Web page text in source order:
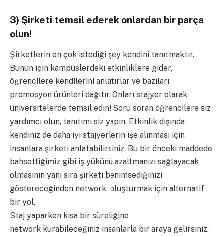
3) Şirketi temsil ederek onlardan bir parça
olun!
Şirketlerin en çok istediği şey kendini tanıtmaktır.
Bunun için kampüslerdeki etkinliklere gider,
öğrencilere kendilerini anlatırlar ve bazıları
promosyon ürünleri dağıtır. Onları stajyer olarak
üniversitelerde temsil edin! Soru soran öğrencilere siz
yardımcı olun, tanıtımı siz yapın. Etkinlik dışında
kendiniz de daha iyi stajyerlerin işe alınması için
insanlara şirketi anlatabilirsiniz. Bu bir önceki maddede
bahsettiğimiz gibi iş yükünü azaltmanızı sağlayacak
olmasının yanı sıra şirketi benimsediğinizi
göstereceğinden network oluşturmak için alternatif
bir yol.
Staj yaparken kısa bir süreliğine
network kurabileceğiniz insanlarla bir araya gelirsiniz.